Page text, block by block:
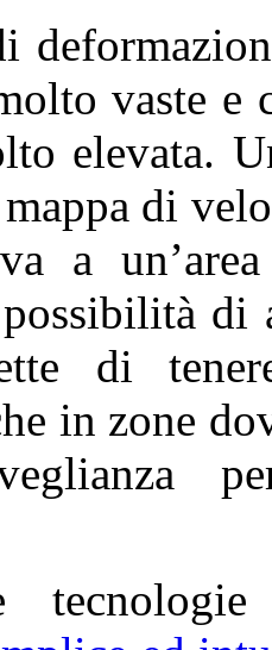
vaste e
elevata.
di
a
di
di
in zone